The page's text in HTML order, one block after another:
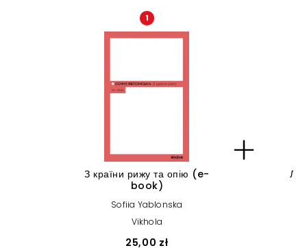
1
З країни рижу та опію (e-
book)
Sofiia Yablonska
Vikhola
25,00 zł